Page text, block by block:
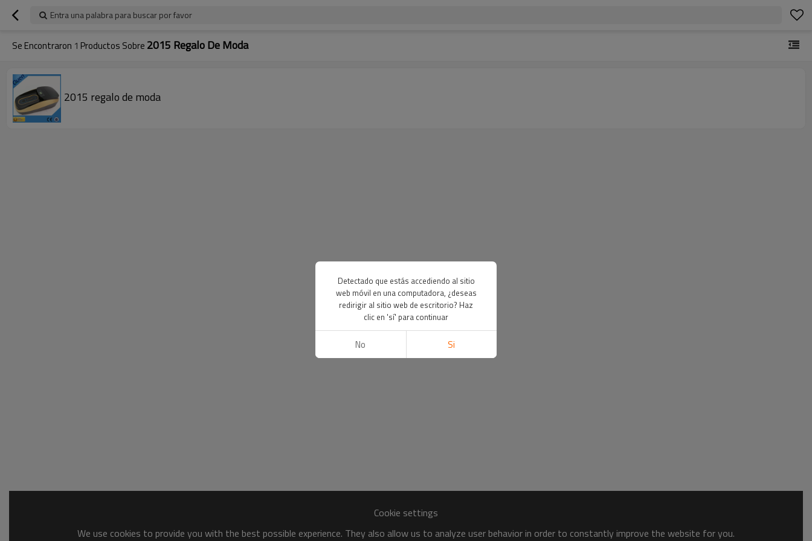
Entra una palabra para buscar por favor
Se Encontraron 1 Productos Sobre 2015 Regalo De Moda
2015 regalo de moda
Cookie settings
We use cookies to provide you with the best possible experience. They also allow us to analyze user behavior in order to constantly improve the website for you.
Detectado que estás accediendo al sitio
web móvil en una computadora, ¿deseas
redirigir al sitio web de escritorio? Haz
clic en 'sí' para continuar
No Si